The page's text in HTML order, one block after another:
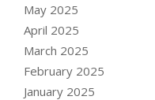
May 2025
April 2025
March 2025
February 2025
January 2025